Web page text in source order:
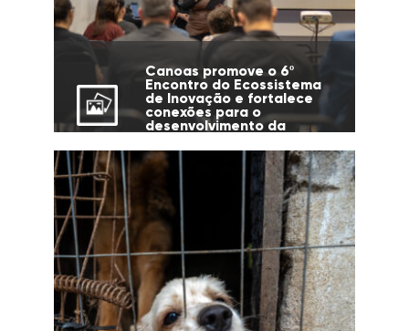
Canoas promove o 6º
Encontro do Ecossistema
de Inovação e fortalece
conexões para o
desenvolvimento da